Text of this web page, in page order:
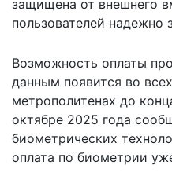
защищена от внешнего
пользователей надежно
Возможность оплаты
данным появится во всех
метрополитенах до
октябре 2025 года
биометрических
оплата по биометрии